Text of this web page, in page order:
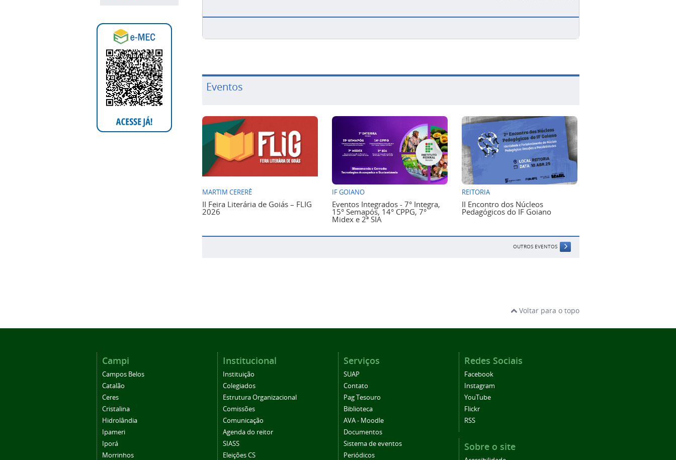
Eventos
MARTIM CERERÊ
II Feira Literária de Goiás – FLIG
2026
IF GOIANO
Eventos Integrados - 7° Integra,
15° Semapós, 14° CPPG, 7°
Midex e 2ª SIA
REITORIA
II Encontro dos Núcleos
Pedagógicos do IF Goiano
OUTROS EVENTOS
Voltar para o topo
Campi
Campos Belos
Catalão
Ceres
Cristalina
Hidrolândia
Ipameri
Iporá
Morrinhos
Institucional
Instituição
Colegiados
Estrutura Organizacional
Comissões
Comunicação
Agenda do reitor
SIASS
Eleições CS
Serviços
SUAP
Contato
Pag Tesouro
Biblioteca
AVA - Moodle
Documentos
Sistema de eventos
Periódicos
Redes Sociais
Facebook
Instagram
YouTube
Flickr
RSS
Sobre o site